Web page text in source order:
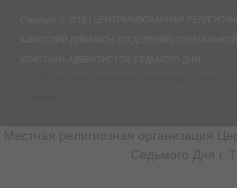
Местная религиозная организация
Седьмого Дня г.